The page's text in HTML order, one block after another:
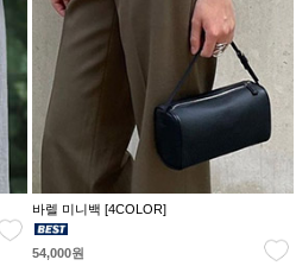
바렐 미니백 [4COLOR]
54,000원